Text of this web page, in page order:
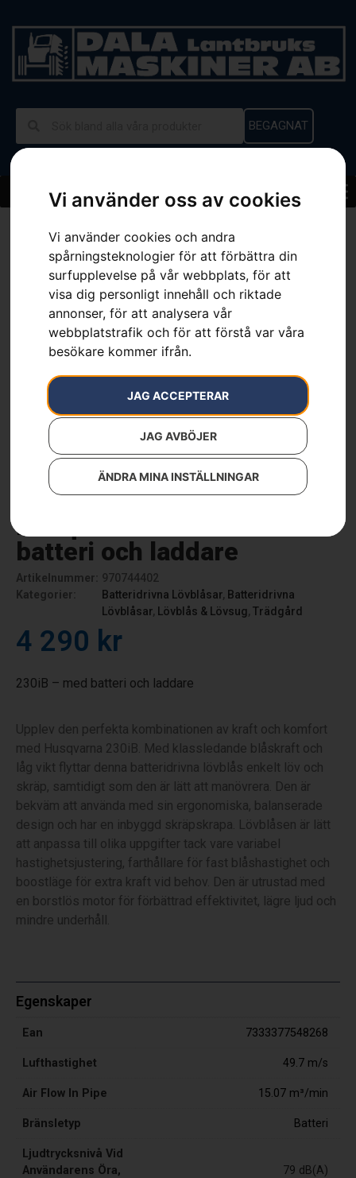
Vi använder oss av cookies
Vi använder cookies och andra
spårningsteknologier för att förbättra din
surfupplevelse på vår webbplats, för att
visa dig personligt innehåll och riktade
annonser, för att analysera vår
webbplatstrafik och för att förstå var våra
besökare kommer ifrån.
JAG ACCEPTERAR
JAG AVBÖJER
ÄNDRA MINA INSTÄLLNINGAR
BEGAGNAT
Husqvarna 230iB – med
batteri och laddare
Artikelnummer:
970744402
Kategorier:
Batteridrivna Lövblåsar, Batteridrivna
Lövblåsar, Lövblås & Lövsug, Trädgård
4 290 kr
230iB – med batteri och laddare
Upplev den perfekta kombinationen av kraft och komfort
med Husqvarna 230iB. Med klassledande blåskraft och
låg vikt flyttar denna batteridrivna lövblås enkelt löv och
skräp, samtidigt som den är lätt att manövrera. Den är
bekväm att använda med sin ergonomiska, balanserade
design och har en inbyggd skräpskrapa. Lövblåsen är lätt
att anpassa till olika uppgifter tack vare variabel
hastighetsjustering, farthållare för fast blåshastighet och
boostläge för extra kraft vid behov. Den är utrustad med
en borstlös motor för förbättrad effektivitet, lägre ljud och
mindre underhåll.
Egenskaper
Ean 7333377548268
Lufthastighet 49.7 m/s
Air Flow In Pipe 15.07 m³/min
Bränsletyp Batteri
Ljudtrycksnivå Vid
Användarens Öra,
79 dB(A)